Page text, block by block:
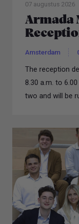
07 augustus 2026
Armada
Amsterdam
The reception
8.30 a.m. to
two and will be